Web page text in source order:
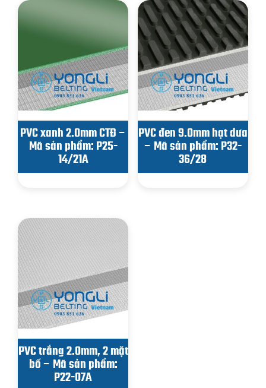
PVC xanh 2.0mm CTĐ –
Mã sản phẩm: P25-
14/21A
PVC đen 9.0mm hạt dưa
– Mã sản phẩm: P32-
36/28
PVC trắng 2.0mm, 2 mặt
bố – Mã sản phẩm:
P22-07A